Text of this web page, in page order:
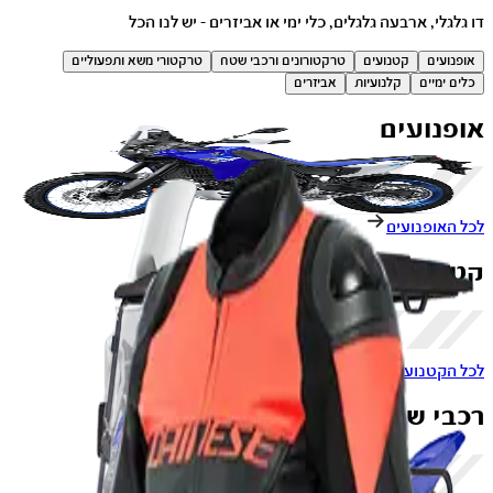
דו גלגלי, ארבעה גלגלים, כלי ימי או אביזרים - יש לנו הכל
אופנועים קטנועים טרקטורונים ורכבי שטח
טרקטורי משא ותפעוליים
כלים ימיים
קלנועיות אביזרים
אופנועים
לכל האופנועים
קטנועים
לכל הקטנועים
רכבי שטח